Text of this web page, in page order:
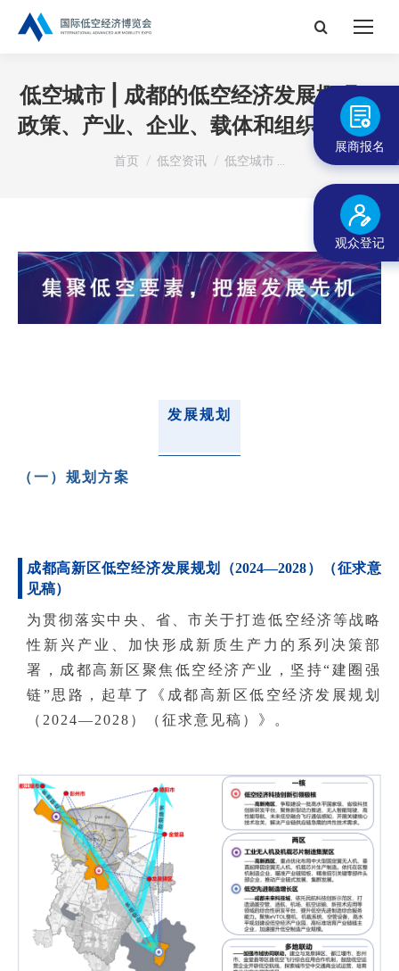
搜
低空城市 | 成都的低空经济发展概况—
政策、产业、企业、载体和组织机构等
您在这里：
首页 低空资讯 低空城市 …
发展规划
（一）规划方案
成都高新区低空经济发展规划（2024—2028）（征求意
见稿）
为贯彻落实中央、省、市关于打造低空经济等战略
性新兴产业、加快形成新质生产力的系列决策部
署，成都高新区聚焦低空经济产业，坚持“建圈强
链”思路，起草了《成都高新区低空经济发展规划
（2024—2028）（征求意见稿）》。
展商报名
观众登记